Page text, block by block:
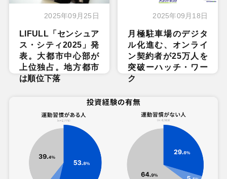
2025年09月25日
LIFULL「センシュア
ス・シティ2025」発
表。大都市中心部が
上位独占。地方都市
は順位下落
2025年09月18日
月極駐車場のデジタ
ル化進む、オンライ
ン契約者が25万人を
突破ーハッチ・ワー
ク